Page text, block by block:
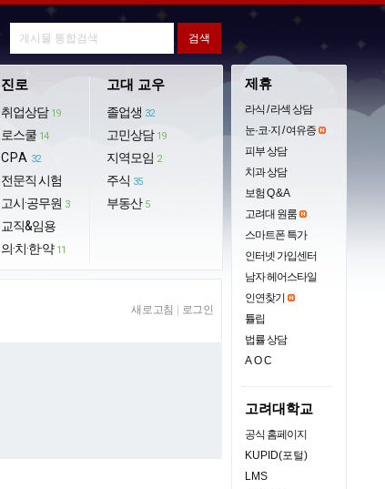
진로
취업상담 19
로스쿨 14
CPA 32
전문직 시험
고시·공무원 3
교직&임용
의·치·한·약 11
고대 교우
졸업생 32
고민상담 19
지역모임 2
주식 35
부동산 5
새로고침 로그인
제휴
라식 / 라섹 상담
눈·코·지 / 여유증
피부 상담
치과 상담
보험 Q & A
고려대 원룸
스마트폰 특가
인터넷 가입센터
남자 헤어스타일
인연찾기
튤립
법률 상담
AOC
고려대학교
공식 홈페이지
KUPID(포털)
LMS